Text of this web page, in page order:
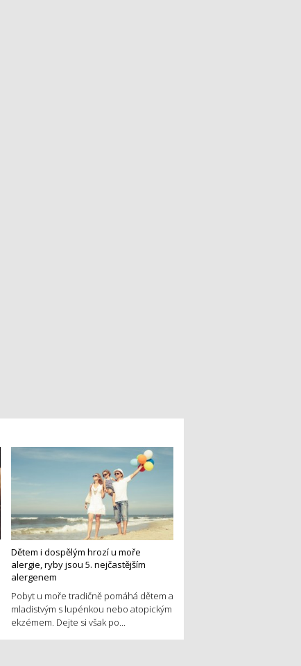
Dětem i dospělým hrozí u moře
alergie, ryby jsou 5. nejčastějším
alergenem
Pobyt u moře tradičně pomáhá dětem a
mladistvým s lupénkou nebo atopickým
ekzémem. Dejte si však po...